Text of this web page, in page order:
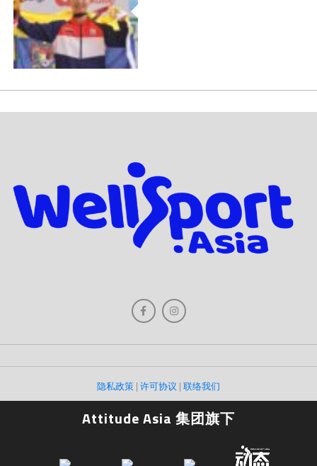
隐私政策 | 许可协议 | 联络我们
Attitude Asia 集团旗下